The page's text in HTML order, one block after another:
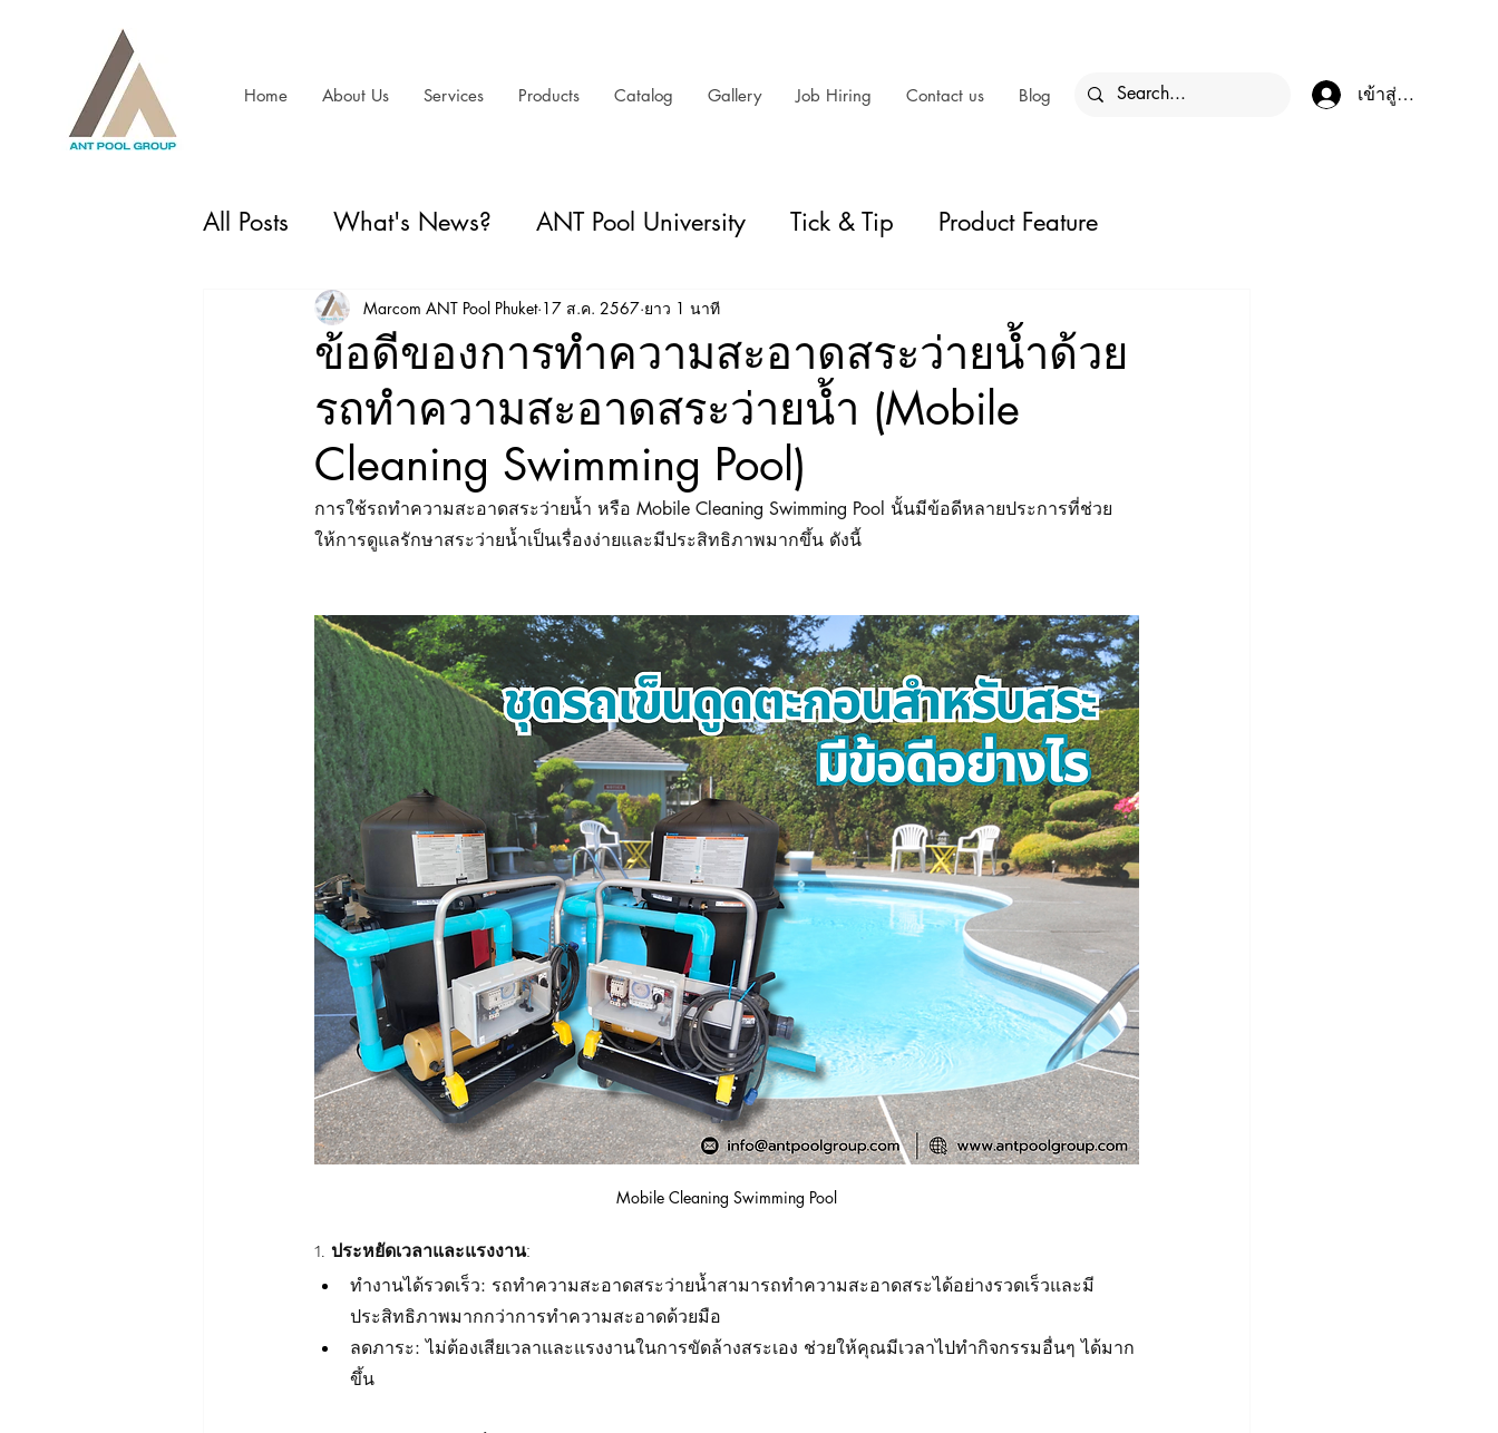
Home About Us Services Products Catalog Gallery Job Hiring Contact us Blog เข้าสู่ระบบ
All Posts What's News? ANT Pool University Tick & Tip Product Feature
Spare Part Swimming Pool equipment
ข้อดีของการทำความสะอาดสระว่ายน้ำด้วย
รถทำความสะอาดสระว่ายน้ำ (Mobile
Cleaning Swimming Pool)
Marcom ANT Pool Phuket 17 ส.ค. 2567 ยาว 1 นาที
การใช้รถทำความสะอาดสระว่ายน้ำ หรือ Mobile Cleaning Swimming Pool นั้นมีข้อดีหลายประการที่ช่วย
ให้การดูแลรักษาสระว่ายน้ำเป็นเรื่องง่ายและมีประสิทธิภาพมากขึ้น ดังนี้
Mobile Cleaning Swimming Pool
1. ประหยัดเวลาและแรงงาน:
ทำงานได้รวดเร็ว: รถทำความสะอาดสระว่ายน้ำสามารถทำความสะอาดสระได้อย่างรวดเร็วและมี
ประสิทธิภาพมากกว่าการทำความสะอาดด้วยมือ
ลดภาระ: ไม่ต้องเสียเวลาและแรงงานในการขัดล้างสระเอง ช่วยให้คุณมีเวลาไปทำกิจกรรมอื่นๆ ได้มาก
ขึ้น